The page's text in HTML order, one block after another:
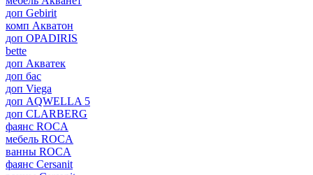
доп Gebirit
комп Акватон
доп OPADIRIS
bette
доп Акватек
доп бас
доп Viega
доп AQWELLA 5
доп CLARBERG
фаянс ROCA
мебель ROCA
ванны ROCA
фаянс Cersanit